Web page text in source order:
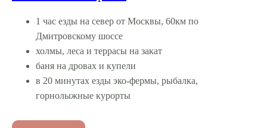
1 час езды на север от Москвы, 60км по
Дмитровскому шоссе
холмы, леса и террасы на закат
баня на дровах и купели
в 20 минутах езды эко-фермы, рыбалка,
горнолыжные курорты